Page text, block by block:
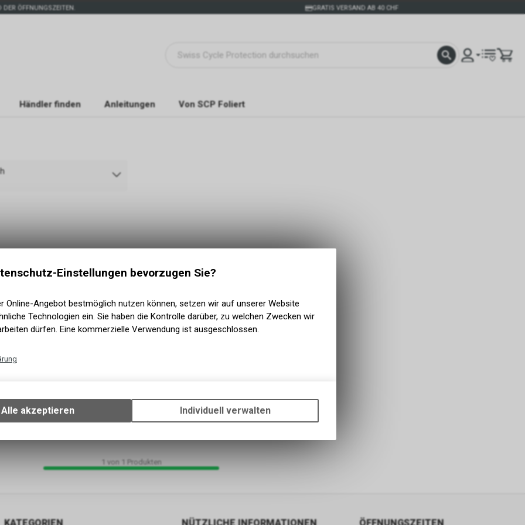
DER ÖFFNUNGSZEITEN. GRATIS VERSAND AB 40 CHF
Händler finden Anleitungen Von SCP Foliert
1 von 1 Produkten
Einstellungen bevorzugen Sie?
Online-Angebot bestmöglich nutzen können, setzen wir auf unserer Website
Technologien ein. Sie haben die Kontrolle darüber, zu welchen Zwecken wir
dürfen. Eine kommerzielle Verwendung ist ausgeschlossen.
Ihrem Gerät, um die grundlegenden Funktionen unseres Online-Angebots, wie die
Verwendung des Warenkorbs, zu ermöglichen. Bitte beachten Sie, dass die
zulassen.
Alle akzeptieren Individuell verwalten